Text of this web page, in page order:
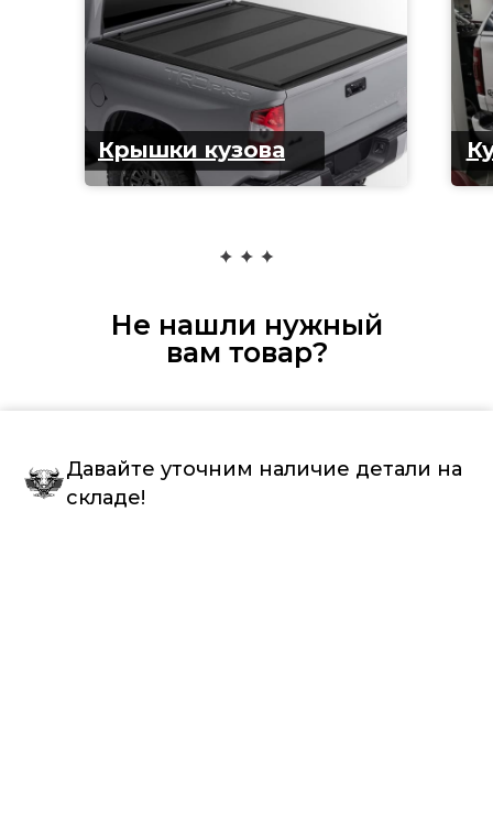
Крышки кузова
Не нашли нужный
вам товар?
Давайте уточним наличие детали на
складе!